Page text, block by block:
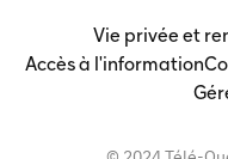
Vie privée et
Accès à l'information